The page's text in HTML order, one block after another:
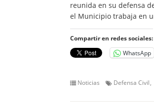
reunida en su defensa
el Municipio trabaja en
Compartir en redes sociales:
WhatsApp
Noticias Defensa Civil